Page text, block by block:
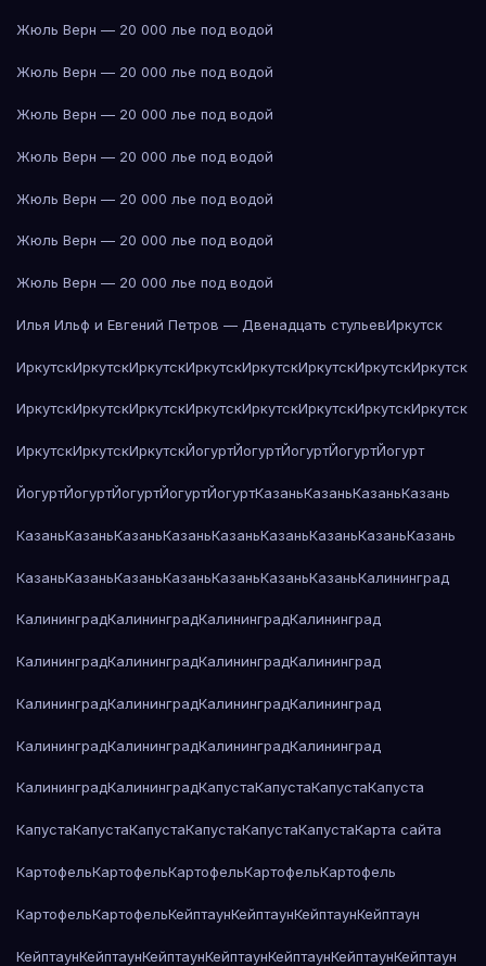
Жюль Верн — 20 000 лье под водой
Жюль Верн — 20 000 лье под водой
Жюль Верн — 20 000 лье под водой
Жюль Верн — 20 000 лье под водой
Жюль Верн — 20 000 лье под водой
Жюль Верн — 20 000 лье под водой
Жюль Верн — 20 000 лье под водой
Илья Ильф и Евгений Петров — Двенадцать стульевИркутск
ИркутскИркутскИркутскИркутскИркутскИркутскИркутскИркутск
ИркутскИркутскИркутскИркутскИркутскИркутскИркутскИркутск
ИркутскИркутскИркутскЙогуртЙогуртЙогуртЙогуртЙогурт
ЙогуртЙогуртЙогуртЙогуртЙогуртКазаньКазаньКазаньКазань
КазаньКазаньКазаньКазаньКазаньКазаньКазаньКазаньКазань
КазаньКазаньКазаньКазаньКазаньКазаньКазаньКалининград
КалининградКалининградКалининградКалининград
КалининградКалининградКалининградКалининград
КалининградКалининградКалининградКалининград
КалининградКалининградКалининградКалининград
КалининградКалининградКапустаКапустаКапустаКапуста
КапустаКапустаКапустаКапустаКапустаКапустаКарта сайта
КартофельКартофельКартофельКартофельКартофель
КартофельКартофельКейптаунКейптаунКейптаунКейптаун
КейптаунКейптаунКейптаунКейптаунКейптаунКейптаунКейптаун